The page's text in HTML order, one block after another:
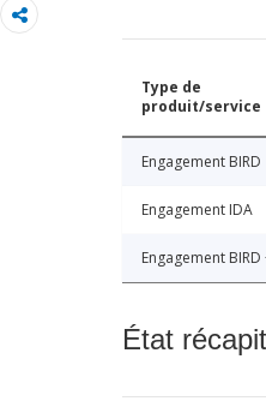
Type de
produit/service
Engagement BIRD
Engagement IDA
Engagement BIRD
État